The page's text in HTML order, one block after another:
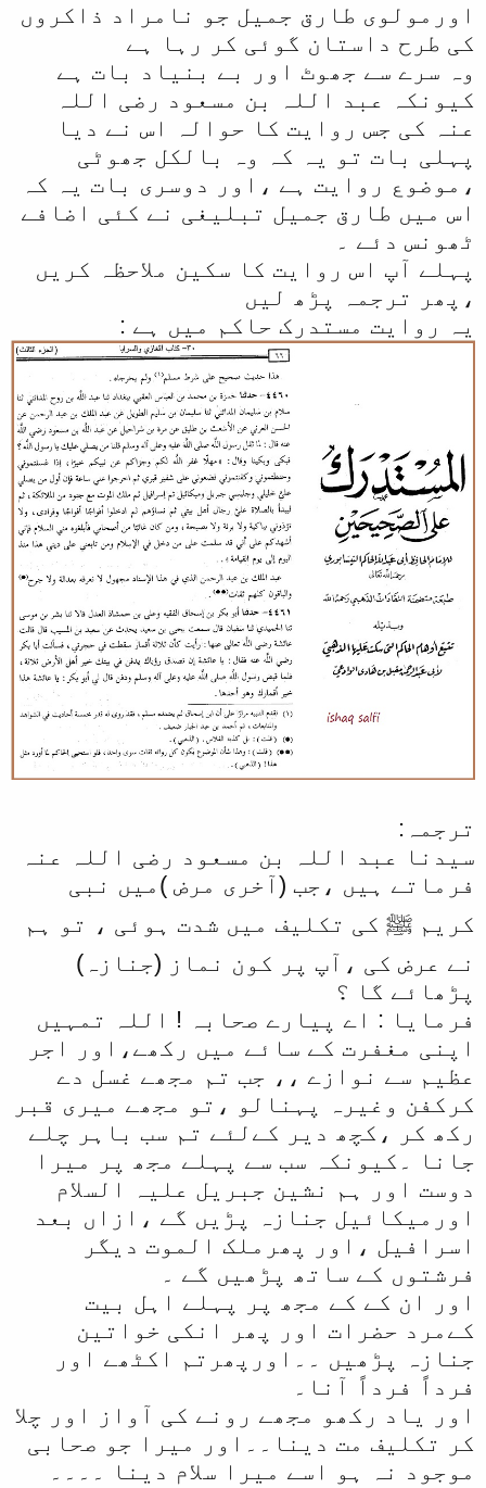
اورمولوی طارق جمیل جو نامراد ذاکروں
کی طرح داستان گوئی کر رہا ہے
وہ سرے سے جھوٹ اور بے بنیاد بات ہے
کیونکہ عبد اللہ بن مسعود رضی اللہ
عنہ کی جس روایت کا حوالہ اس نے دیا
پہلی بات تو یہ کہ وہ بالکل جھوٹی
،موضوع روایت ہے ،اور دوسری بات یہ کہ
اس میں طارق جمیل تبلیغی نے کئی اضافے
ٹھونس دئے ۔
پہلے آپ اس روایت کا سکین ملاحظہ کریں
،پھر ترجمہ پڑھ لیں
یہ روایت مستدرک حاکم میں ہے :
ترجمہ:
سیدنا عبد اللہ بن مسعود رضی اللہ عنہ
فرماتے ہیں ،جب (آخری مرض )میں نبی
کریم ﷺ کی تکلیف میں شدت ہوئی ، تو ہم
نے عرض کی ،آپ پر کون نماز (جنازہ)
پڑھائے گا ؟
فرمایا : اے پیارے صحابہ ! اللہ تمہیں
اپنی مغفرت کے سائے میں رکھے،اور اجر
عظیم سے نوازے ،، جب تم مجھے غسل دے
کرکفن وغیرہ پہنالو ،تو مجھے میری قبر
رکھ کر ،کچھ دیر کےلئے تم سب باہر چلے
جانا ۔کیونکہ سب سے پہلے مجھ پر میرا
دوست اور ہم نشین جبریل علیہ السلام
اورمیکائیل جنازہ پڑیں گے ،ازاں بعد
اسرافیل ،اور پھرملک الموت دیگر
فرشتوں کے ساتھ پڑھیں گے ۔
اور ان کے کے مجھ پر پہلے اہل بیت
کےمرد حضرات اور پھر انکی خواتین
جنازہ پڑھیں ۔۔اورپھرتم اکٹھے اور
فرداً فرداً آنا۔
اور یاد رکھو مجھے رونے کی آواز اور چلا
کر تکلیف مت دینا۔۔اور میرا جو صحابی
موجود نہ ہو اسے میرا سلام دینا ۔۔۔۔